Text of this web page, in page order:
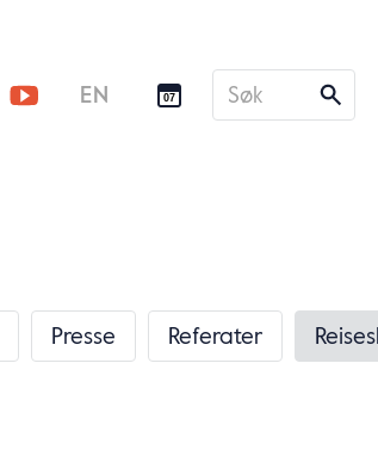
EN 07
Søk
etter
Presse Referater